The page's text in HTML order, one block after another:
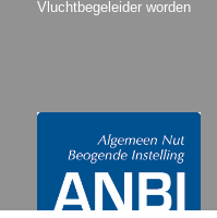
Vluchtbegeleider worden